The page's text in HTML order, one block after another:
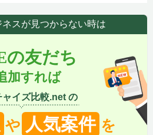
スが見つからない時は
の友だち
加すれば
ャイズ比較.net の
や 人気案件 を